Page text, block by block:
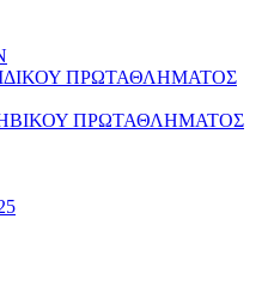
ΠΡΩΤΑΘΛΗΜΑΤΟΣ
ΠΡΩΤΑΘΛΗΜΑΤΟΣ